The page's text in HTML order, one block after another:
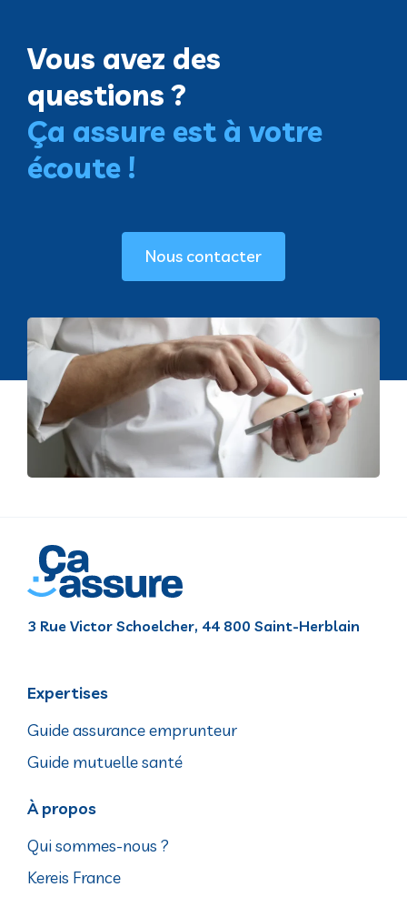
Vous avez des
questions ?
Ça assure est à votre
écoute !
Nous contacter
3 Rue Victor Schoelcher, 44 800 Saint-Herblain
Expertises
Guide assurance emprunteur
Guide mutuelle santé
À propos
Qui sommes-nous ?
Kereis France